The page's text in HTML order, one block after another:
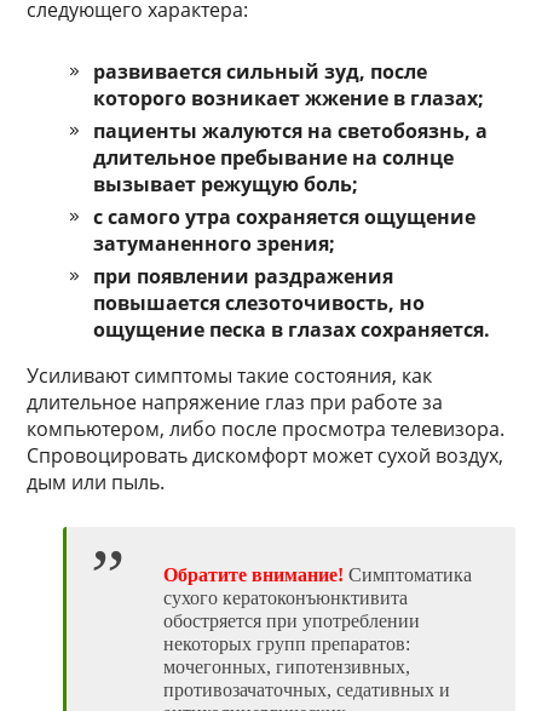
следующего характера:
развивается сильный зуд, после
которого возникает жжение в глазах;
пациенты жалуются на светобоязнь, а
длительное пребывание на солнце
вызывает режущую боль;
с самого утра сохраняется ощущение
затуманенного зрения;
при появлении раздражения
повышается слезоточивость, но
ощущение песка в глазах сохраняется.
Усиливают симптомы такие состояния, как
длительное напряжение глаз при работе за
компьютером, либо после просмотра телевизора.
Спровоцировать дискомфорт может сухой воздух,
дым или пыль.
Обратите внимание! Симптоматика
сухого кератоконъюнктивита
обостряется при употреблении
некоторых групп препаратов:
мочегонных, гипотензивных,
противозачаточных, седативных и